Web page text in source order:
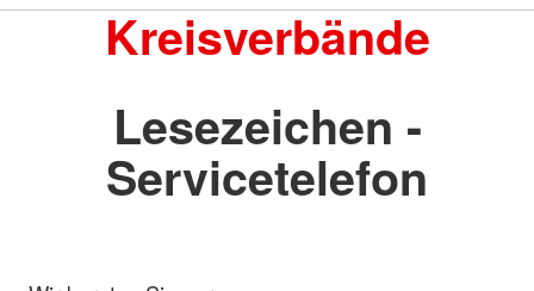
Kreisverbände
Lesezeichen -
Servicetelefon